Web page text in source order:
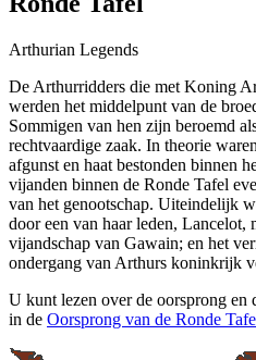
Arthurian Legends
De Arthurridders die met Koning
werden het middelpunt van de
Sommigen van hen zijn beroemd
rechtvaardige zaak. In theorie
afgunst en haat bestonden binnen
vijanden binnen de Ronde Tafel
van het genootschap. Uiteindelijk
door een van haar leden, Lancelot,
vijandschap van Gawain; en het
ondergang van Arthurs koninkrijk
U kunt lezen over de oorsprong en
in de Oorsprong van de Ronde